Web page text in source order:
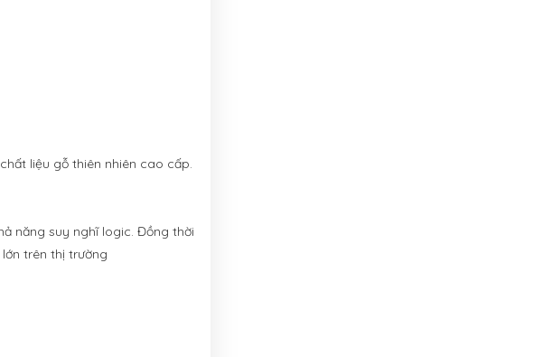
liệu gỗ thiên nhiên cao cấp.
năng suy nghĩ logic. Đồng thời
trên thị trường